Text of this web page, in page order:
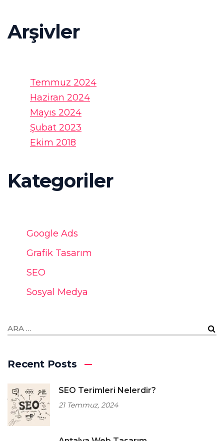
Arşivler
Temmuz 2024
Haziran 2024
Mayıs 2024
Şubat 2023
Ekim 2018
Kategoriler
Google Ads
Grafik Tasarım
SEO
Sosyal Medya
Recent Posts
SEO Terimleri Nelerdir?
21 Temmuz, 2024